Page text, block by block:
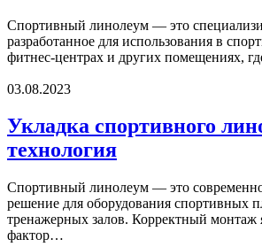
Спортивный линолеум — это
разработанное для использования в
фитнес-центрах и других помещениях,
03.08.2023
Укладка спортивного
технология
Спортивный линолеум — это
решение для оборудования спортивных
тренажерных залов. Корректный монтаж
фактор…